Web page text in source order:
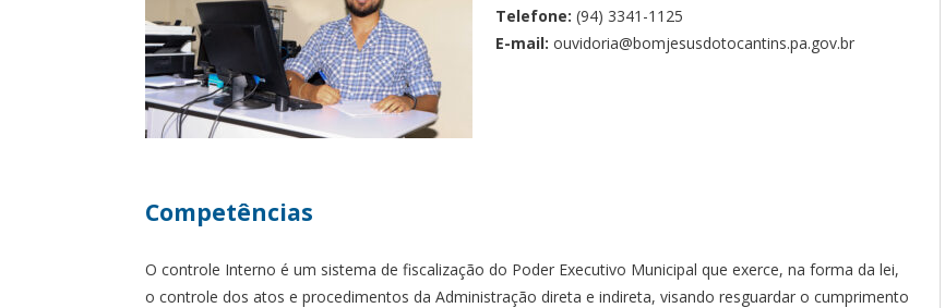
Telefone: (94) 3341-1125
E-mail: ouvidoria@bomjesusdotocantins.pa.gov.br
Competências
O controle Interno é um sistema de fiscalização do Poder Executivo Municipal que exerce, na forma da lei,
o controle dos atos e procedimentos da Administração direta e indireta, visando resguardar o cumprimento